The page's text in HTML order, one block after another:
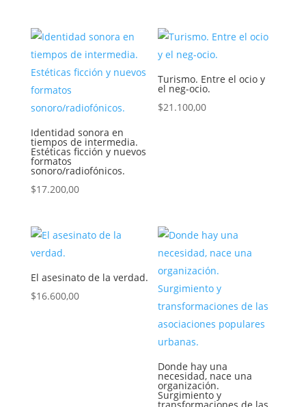
Identidad sonora en
tiempos de intermedia.
Estéticas ficción y nuevos
formatos
sonoro/radiofónicos.
$17.200,00
Turismo. Entre el ocio y
el neg-ocio.
$21.100,00
El asesinato de la verdad.
$16.600,00
Donde hay una
necesidad, nace una
organización.
Surgimiento y